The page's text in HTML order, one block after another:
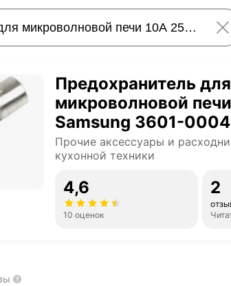
Предохранитель для
микроволновой
Samsung 3601-
Прочие аксессуары и
кухонной техники
4,6
10 оценок
2